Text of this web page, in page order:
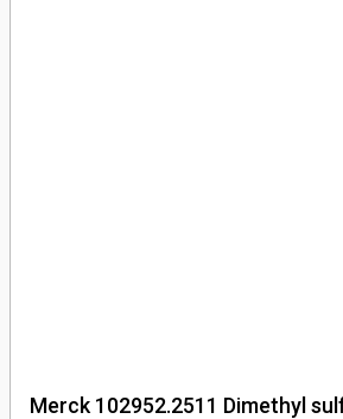
Merck 102952.2511 Dimethyl